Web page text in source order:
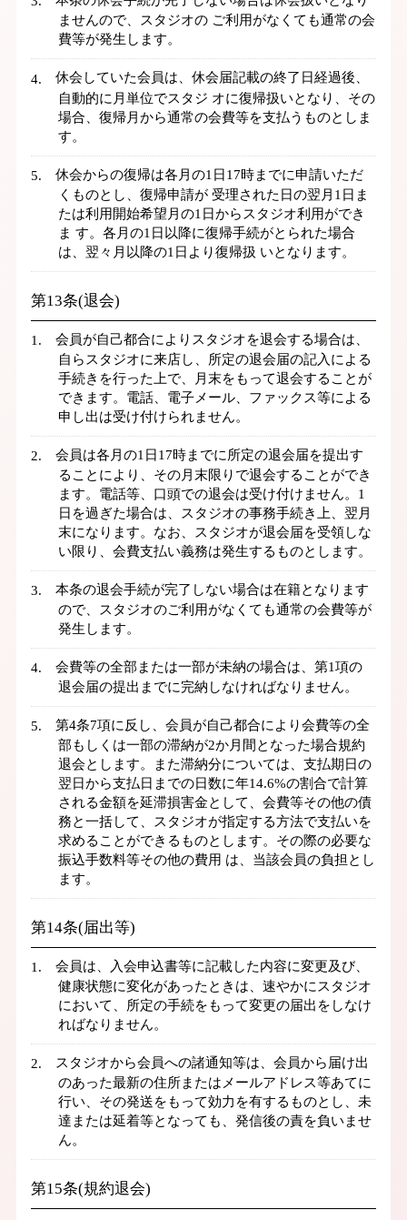
ませんので、スタジオの ご利用がなくても通常の会
費等が発生します。
休会していた会員は、休会届記載の終了日経過後、
自動的に月単位でスタジ オに復帰扱いとなり、その
場合、復帰月から通常の会費等を支払うものとしま
す。
休会からの復帰は各月の1日17時までに申請いただ
くものとし、復帰申請が 受理された日の翌月1日ま
たは利用開始希望月の1日からスタジオ利用ができ
ま す。各月の1日以降に復帰手続がとられた場合
は、翌々月以降の1日より復帰扱 いとなります。
第13条(退会)
会員が自己都合によりスタジオを退会する場合は、
自らスタジオに来店し、所定の退会届の記入による
手続きを行った上で、月末をもって退会することが
できます。電話、電子メール、ファックス等による
申し出は受け付けられません。
会員は各月の1日17時までに所定の退会届を提出す
ることにより、その月末限りで退会することができ
ます。電話等、口頭での退会は受け付けません。1
日を過ぎた場合は、スタジオの事務手続き上、翌月
末になります。なお、スタジオが退会届を受領しな
い限り、会費支払い義務は発生するものとします。
本条の退会手続が完了しない場合は在籍となります
ので、スタジオのご利用がなくても通常の会費等が
発生します。
会費等の全部または一部が未納の場合は、第1項の
退会届の提出までに完納しなければなりません。
第4条7項に反し、会員が自己都合により会費等の全
部もしくは一部の滞納が2か月間となった場合規約
退会とします。また滞納分については、支払期日の
翌日から支払日までの日数に年14.6%の割合で計算
される金額を延滞損害金として、会費等その他の債
務と一括して、スタジオが指定する方法で支払いを
求めることができるものとします。その際の必要な
振込手数料等その他の費用 は、当該会員の負担とし
ます。
第14条(届出等)
会員は、入会申込書等に記載した内容に変更及び、
健康状態に変化があったときは、速やかにスタジオ
において、所定の手続をもって変更の届出をしなけ
ればなりません。
スタジオから会員への諸通知等は、会員から届け出
のあった最新の住所またはメールアドレス等あてに
行い、その発送をもって効力を有するものとし、未
達または延着等となっても、発信後の責を負いませ
ん。
第15条(規約退会)